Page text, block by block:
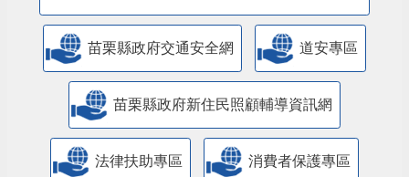
苗栗縣政府交通安全網 道安專區
苗栗縣政府新住民照顧輔導資訊網
法律扶助專區 消費者保護專區